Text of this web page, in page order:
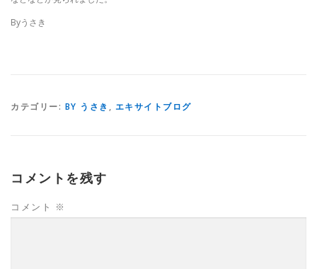
Byうさき
カテゴリー: BY うさき , エキサイトブログ
コメントを残す
コメント ※